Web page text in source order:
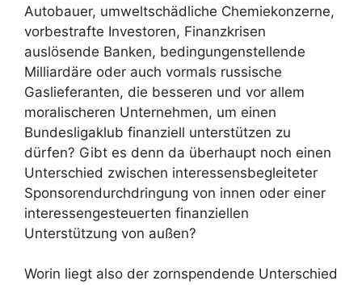
Autobauer, umweltschädliche Chemiekonzerne,
vorbestrafte Investoren, Finanzkrisen
auslösende Banken, bedingungenstellende
Milliardäre oder auch vormals russische
Gaslieferanten, die besseren und vor allem
moralischeren Unternehmen, um einen
Bundesligaklub finanziell unterstützen zu
dürfen? Gibt es denn da überhaupt noch einen
Unterschied zwischen interessensbegleiteter
Sponsorendurchdringung von innen oder einer
interessengesteuerten finanziellen
Unterstützung von außen?
Worin liegt also der zornspendende Unterschied